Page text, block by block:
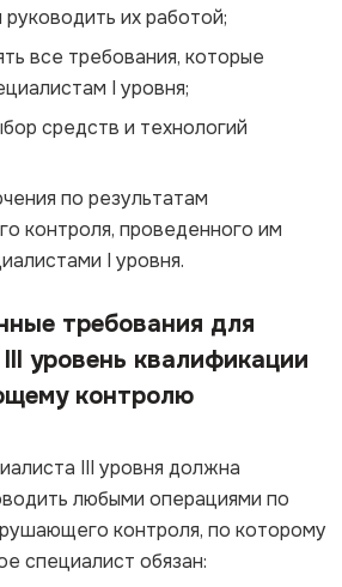
их работой;
все требования, которые
I уровня;
средств и технологий
по результатам
контроля, проведенного им
I уровня.
требования для
уровень квалификации
контролю
III уровня должна
любыми операциями по
контроля, по которому
специалист обязан: